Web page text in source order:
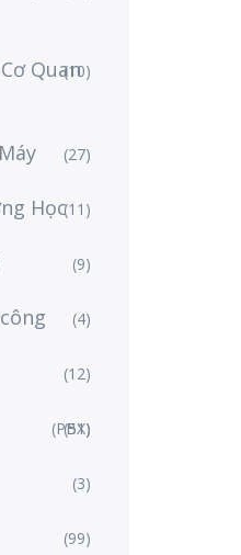
Quan
(10)
(27)
Học(11)
(9)
(4)
(12)
(PBX)
(51)
(3)
(99)